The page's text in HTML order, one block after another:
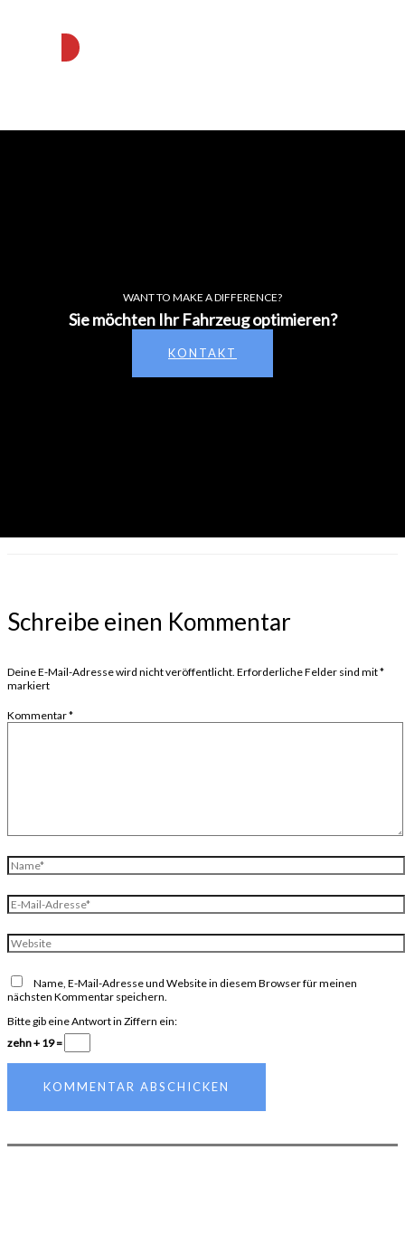
WANT TO MAKE A DIFFERENCE?
Sie möchten Ihr Fahrzeug optimieren?
KONTAKT
Schreibe einen Kommentar
Deine E-Mail-Adresse wird nicht veröffentlicht. Erforderliche Felder sind mit*
markiert
Kommentar*
Name*
E-
Mail-
Website
Name, E-Mail-Adresse und Website in diesem Browser für meinen
nächsten Kommentar speichern.
Bitte gib eine Antwort in Ziffern ein:
zehn + 19 =